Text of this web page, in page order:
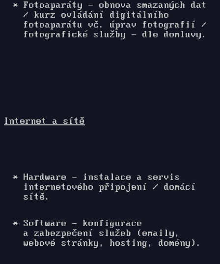
Fotoaparáty - obnova smazaných dat
/ kurz ovládání digitálního
fotoaparátu vč. úprav fotografií /
fotografické služby - dle domluvy.
Internet a sítě
Hardware - instalace a servis
internetového připojení / domácí
sítě.
Software - konfigurace
a zabezpečení služeb (emaily,
webové stránky, hosting, domény).